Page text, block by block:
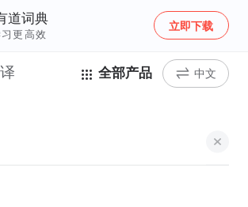
道词典
更高效
立即下载
全部产品 中文